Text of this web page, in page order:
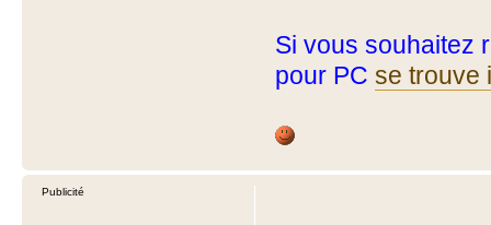
Si vous souhaitez
pour PC se trouve
Publicité